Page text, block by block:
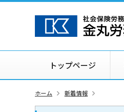
トップページ
ホーム 新着情報